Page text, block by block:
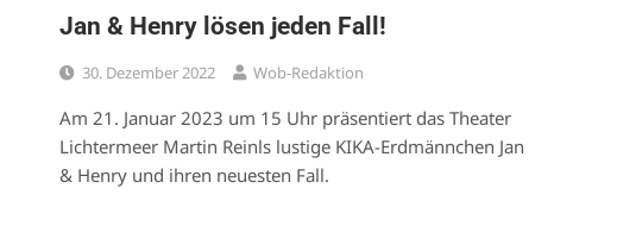
Jan & Henry lösen jeden Fall!
30. Dezember 2022 Wob-Redaktion
Am 21. Januar 2023 um 15 Uhr präsentiert das Theater
Lichtermeer Martin Reinls lustige KIKA-Erdmännchen Jan
& Henry und ihren neuesten Fall.